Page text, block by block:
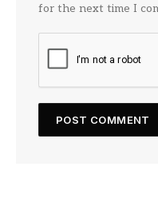
for the next time I